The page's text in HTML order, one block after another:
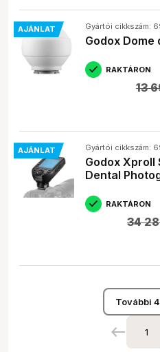
AJÁNLAT Gyártói cikkszám:
Godox Dome
RAKTÁRON
13
AJÁNLAT Gyártói cikkszám:
Godox
Dental
RAKTÁRON
34
További